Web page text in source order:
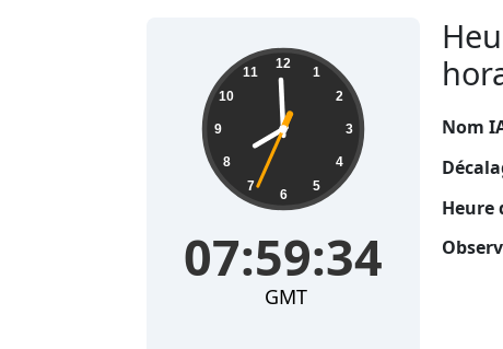
07:59:35 12
1
2
3
4
5
6
7
8
9
10
11
07:59:35
GMT
Nom
Heure